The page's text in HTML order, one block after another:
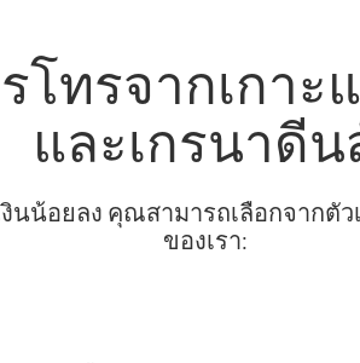
โทรจากเกา
และเกรนาดีน
นน้อยลง คุณสามารถเลือกจากตั
ของเรา: